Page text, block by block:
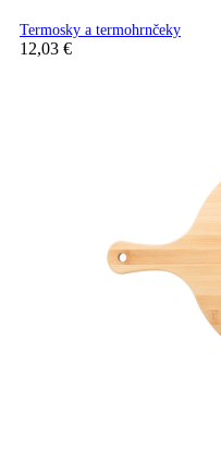
Termosky a termohrnčeky
12,03 €